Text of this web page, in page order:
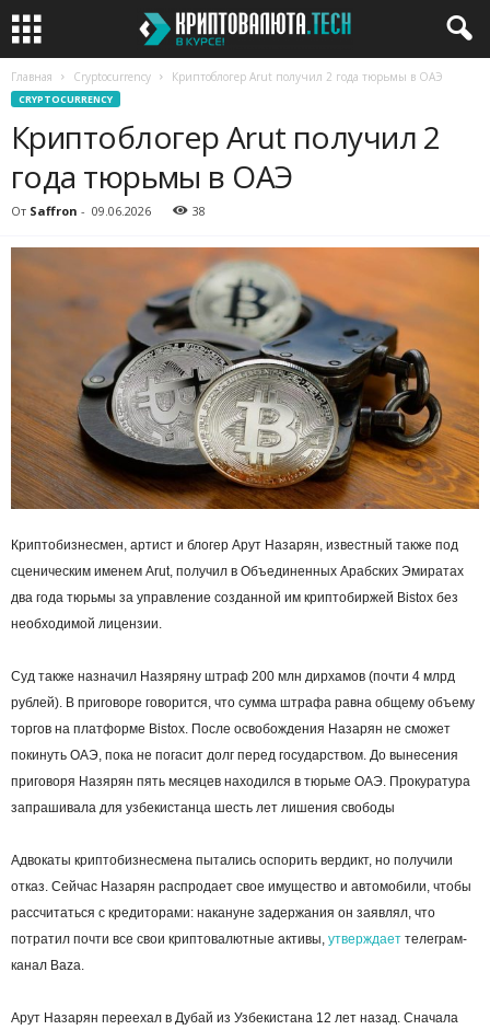
Главная Cryptocurrency Криптоблогер Arut получил 2 года тюрьмы в ОАЭ
CRYPTOCURRENCY
Криптоблогер Arut получил 2
года тюрьмы в ОАЭ
От Saffron - 09.06.2026 38
Криптобизнесмен, артист и блогер Арут Назарян, известный также под
сценическим именем Arut, получил в Объединенных Арабских Эмиратах
два года тюрьмы за управление созданной им криптобиржей Bistox без
необходимой лицензии.
Суд также назначил Назяряну штраф 200 млн дирхамов (почти 4 млрд
рублей). В приговоре говорится, что сумма штрафа равна общему объему
торгов на платформе Bistox. После освобождения Назарян не сможет
покинуть ОАЭ, пока не погасит долг перед государством. До вынесения
приговоря Назярян пять месяцев находился в тюрьме ОАЭ. Прокуратура
запрашивала для узбекистанца шесть лет лишения свободы
Адвокаты криптобизнесмена пытались оспорить вердикт, но получили
отказ. Сейчас Назарян распродает свое имущество и автомобили, чтобы
рассчитаться с кредиторами: накануне задержания он заявлял, что
потратил почти все свои криптовалютные активы, утверждает телеграм-
канал Baza.
Арут Назарян переехал в Дубай из Узбекистана 12 лет назад. Сначала